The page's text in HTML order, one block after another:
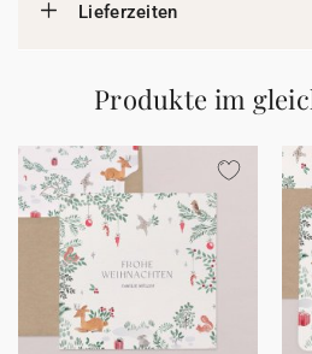
Lieferzeiten
Produkte im